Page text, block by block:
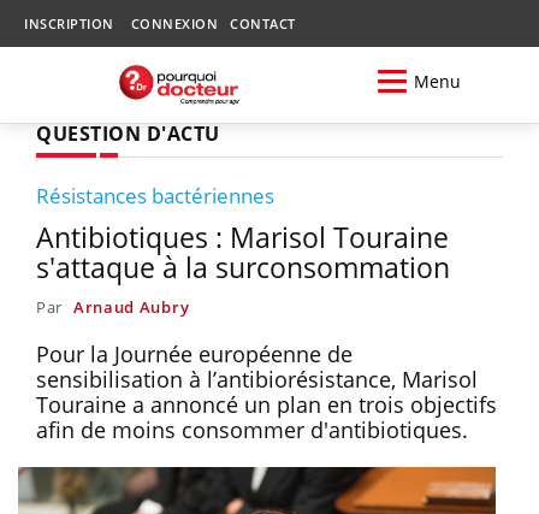
INSCRIPTION CONNEXION CONTACT
Menu
QUESTION D'ACTU
Résistances bactériennes
Antibiotiques : Marisol Touraine
s'attaque à la surconsommation
Par Arnaud Aubry
Pour la Journée européenne de
sensibilisation à l’antibiorésistance, Marisol
Touraine a annoncé un plan en trois objectifs
afin de moins consommer d'antibiotiques.